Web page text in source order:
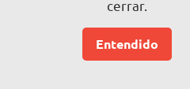
Pago 100%
© Copyright
cerrar.
Entendido